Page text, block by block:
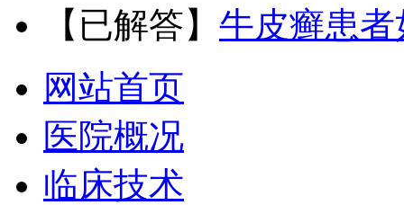
【已解答】 牛皮癣患
网站首页
医院概况
临床技术